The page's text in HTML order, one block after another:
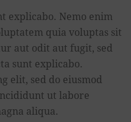
explicabo. Nemo enim
quia voluptas sit
aut odit aut fugit, sed
sunt explicabo.
elit, sed do eiusmod
ut labore
aliqua.